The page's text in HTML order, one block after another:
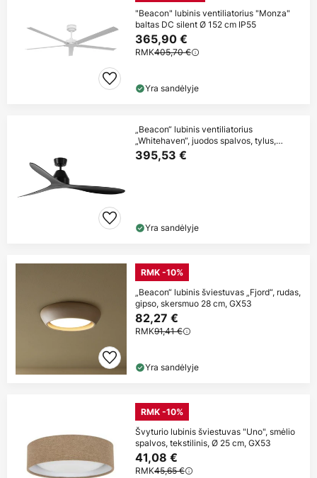
"Beacon" lubinis ventiliatorius "Monza"
baltas DC silent Ø 152 cm IP55
365,90 €
RMK405,70 €
Yra sandėlyje
„Beacon“ lubinis ventiliatorius
„Whitehaven“, juodos spalvos, tylus,
skersmuo
395,53 €
Yra sandėlyje
RMK -10%
„Beacon“ lubinis šviestuvas „Fjord“, rudas,
gipso, skersmuo 28 cm, GX53
82,27 €
RMK91,41 €
Yra sandėlyje
RMK -10%
Švyturio lubinis šviestuvas "Uno", smėlio
spalvos, tekstilinis, Ø 25 cm, GX53
41,08 €
RMK45,65 €